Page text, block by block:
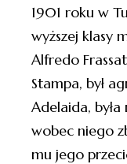
1901 roku w
wyższej klasy
Alfredo
Stampa, był
Adelaida,
wobec niego
mu jego